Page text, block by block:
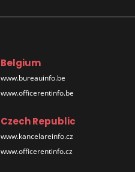
Belgium
www.bureauinfo.be
www.officerentinfo.be
Czech Republic
www.kancelareinfo.cz
www.officerentinfo.cz